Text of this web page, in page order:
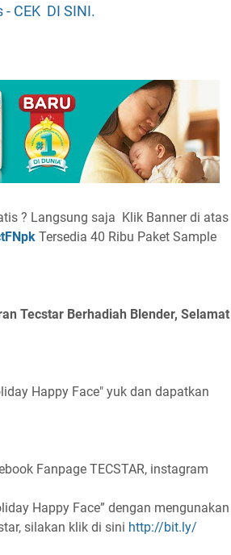
CEK DI SINI.
? Langsung saja Klik Banner di atas
Tersedia 40 Ribu Paket Sample
Tecstar Berhadiah Blender, Selamat
Happy Face" yuk dan dapatkan
Fanpage TECSTAR, instagram
Happy Face” dengan mengunakan
silakan klik di sini http://bit.ly/